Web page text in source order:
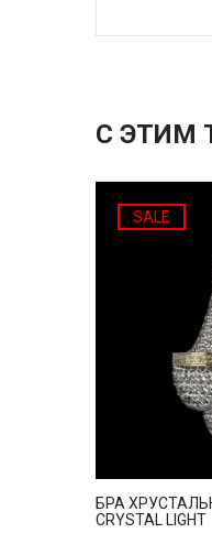
С ЭТИМ
SALE
БРА
CRYSTAL LIGHT